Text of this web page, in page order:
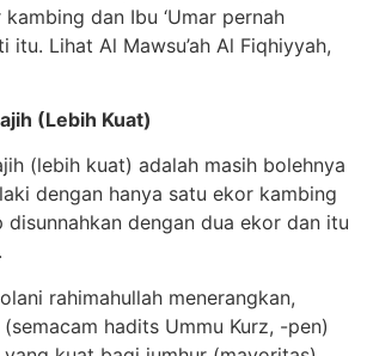
dan Ibu ‘Umar pernah
itu. Lihat Al Mawsu’ah Al Fiqhiyyah,
(Lebih Kuat)
(lebih kuat) adalah masih bolehnya
dengan hanya satu ekor kambing
disunnahkan dengan dua ekor dan itu
rahimahullah menerangkan,
hadits Ummu Kurz, -pen)